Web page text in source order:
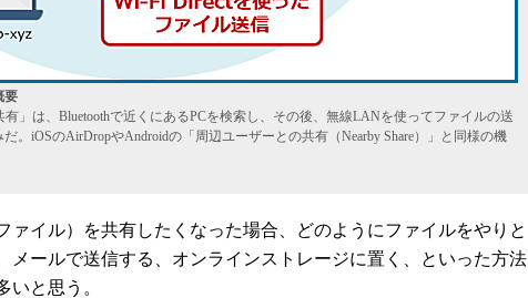
要
有」は、Bluetoothで近くにあるPCを検索し、その後、無線LANを使ってファイルの送
。iOSのAirDropやAndroidの「周辺ユーザーとの共有（Nearby Share）」と同様の機
イル）を共有したくなった場合、どのようにファイルをやりと
メールで送信する、オンラインストレージに置く、といった方法
いと思う。